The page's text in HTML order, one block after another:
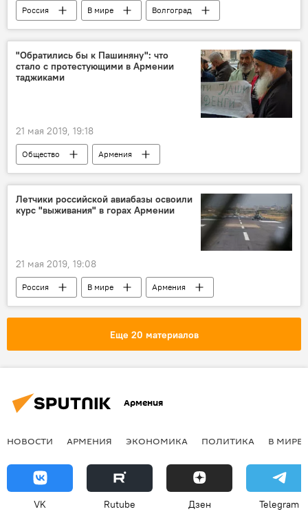
Россия В мире
Волгоград
жена
пожар дети дом
"Обратились бы к Пашиняну": что
стало с протестующими в Армении
таджиками
21 мая 2019, 19:18
Общество
Армения
Новости Армения
Таджикистан
Летчики российской авиабазы освоили
курс "выживания" в горах Армении
21 мая 2019, 19:08
Россия В мире
Армения
авиабаза
гора
Еще 20 материалов
Армения
НОВОСТИ АРМЕНИЯ ЭКОНОМИКА ПОЛИТИКА В МИРЕ
VK Rutube Дзен Telegram